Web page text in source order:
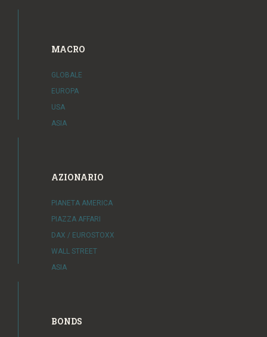
MACRO
GLOBALE
EUROPA
USA
ASIA
AZIONARIO
PIANETA AMERICA
PIAZZA AFFARI
DAX / EUROSTOXX
WALL STREET
ASIA
BONDS